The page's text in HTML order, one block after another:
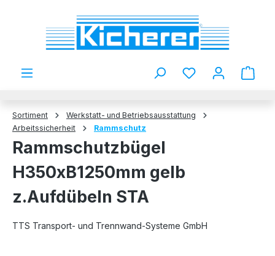
Zum Hauptinhalt springen
Du hast 0
Sortiment
Werkstatt- und Betriebsausstattung
Arbeitssicherheit
Rammschutz
Rammschutzbügel
H350xB1250mm gelb
z.Aufdübeln STA
TTS Transport- und Trennwand-Systeme GmbH